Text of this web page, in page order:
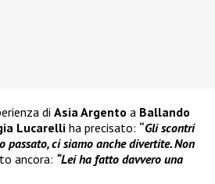
di Asia Argento a Ballando
Lucarelli ha precisato: “Gli scontri
passato, ci siamo anche divertite. Non
ancora: “Lei ha fatto davvero una